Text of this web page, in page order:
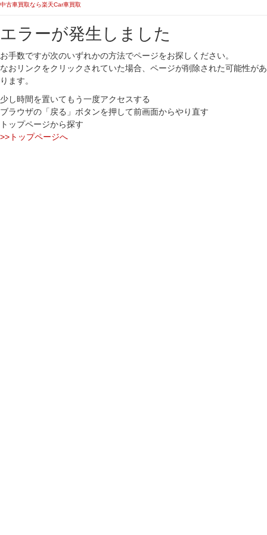
中古車買取なら楽天Car車買取
エラーが発生しました
お手数ですが次のいずれかの方法でページをお探しください。
なおリンクをクリックされていた場合、ページが削除された可能性があ
ります。
少し時間を置いてもう一度アクセスする
ブラウザの「戻る」ボタンを押して前画面からやり直す
トップページから探す
>>トップページへ